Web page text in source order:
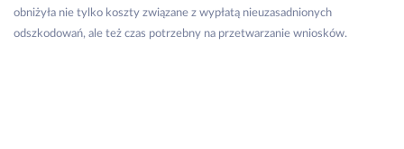
obniżyła nie tylko koszty związane z wypłatą nieuzasadnionych
odszkodowań, ale też czas potrzebny na przetwarzanie wniosków.